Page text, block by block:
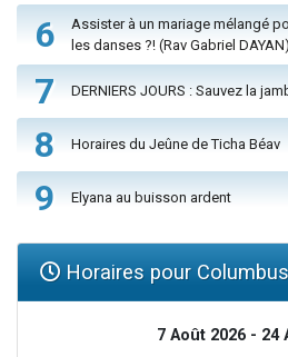
6
Assister à un mariage mélangé
les danses ?! (Rav Gabriel DAYAN)
7 DERNIERS JOURS : Sauvez la
8 Horaires du Jeûne de Ticha Béav
9 Elyana au buisson ardent
Horaires pour Columbus
7 Août 2026 - 24